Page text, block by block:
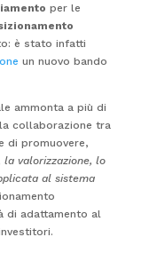
per le
è stato infatti
un nuovo bando
ammonta a più di
collaborazione tra
di promuovere,
valorizzazione, lo
al sistema
di adattamento al